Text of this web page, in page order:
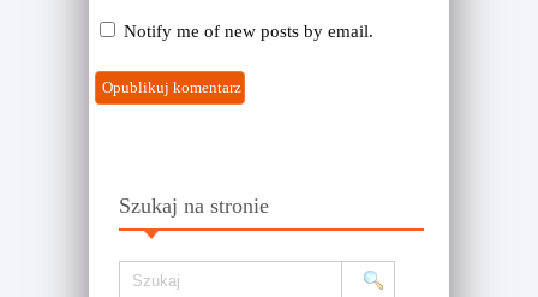
Notify me of new posts by email.
Szukaj na stronie